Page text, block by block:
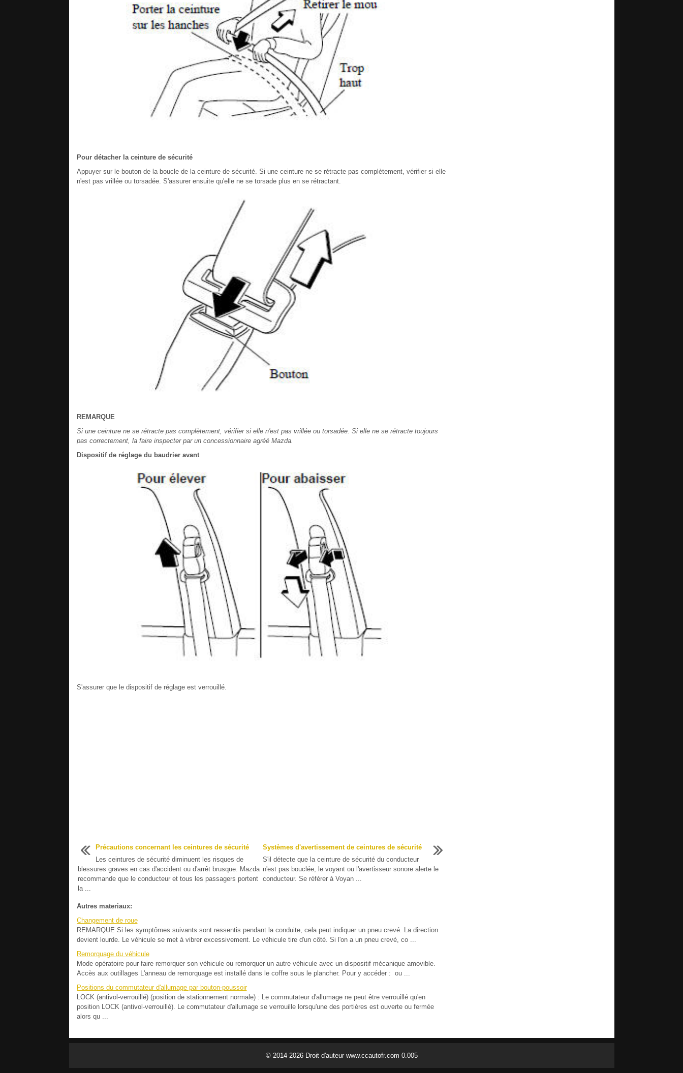
Pour détacher la ceinture de sécurité
Appuyer sur le bouton de la boucle de la ceinture de sécurité. Si une ceinture ne se rétracte pas complètement, vérifier si elle
n'est pas vrillée ou torsadée. S'assurer ensuite qu'elle ne se torsade plus en se rétractant.
REMARQUE
Si une ceinture ne se rétracte pas complètement, vérifier si elle n'est pas vrillée ou torsadée. Si elle ne se rétracte toujours
pas correctement, la faire inspecter par un concessionnaire agréé Mazda.
Dispositif de réglage du baudrier avant
S'assurer que le dispositif de réglage est verrouillé.
Précautions concernant les ceintures de sécurité
Les ceintures de sécurité diminuent les risques de
blessures graves en cas d'accident ou d'arrêt brusque. Mazda
recommande que le conducteur et tous les passagers portent
la ...
Systèmes d'avertissement de ceintures de sécurité
S'il détecte que la ceinture de sécurité du conducteur
n'est pas bouclée, le voyant ou l'avertisseur sonore alerte le
conducteur. Se référer à Voyan ...
Autres materiaux:
Changement de roue
REMARQUE Si les symptômes suivants sont ressentis pendant la conduite, cela peut indiquer un pneu crevé. La direction
devient lourde. Le véhicule se met à vibrer excessivement. Le véhicule tire d'un côté. Si l'on a un pneu crevé, co ...
Remorquage du véhicule
Mode opératoire pour faire remorquer son véhicule ou remorquer un autre véhicule avec un dispositif mécanique amovible.
Accès aux outillages L'anneau de remorquage est installé dans le coffre sous le plancher. Pour y accéder : ou ...
Positions du commutateur d'allumage par bouton-poussoir
LOCK (antivol-verrouillé) (position de stationnement normale) : Le commutateur d'allumage ne peut être verrouillé qu'en
position LOCK (antivol-verrouillé). Le commutateur d'allumage se verrouille lorsqu'une des portières est ouverte ou fermée
alors qu ...
© 2014-2026 Droit d'auteur www.ccautofr.com 0.005